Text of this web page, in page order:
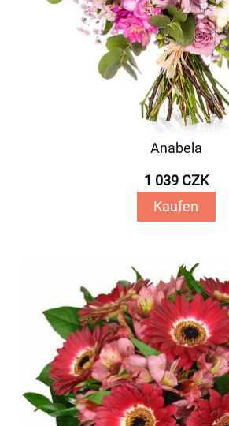
Anabela
1 039 CZK
Kaufen